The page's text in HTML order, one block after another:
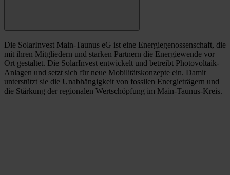
Die SolarInvest Main-Taunus eG ist eine Energiegenossenschaft, die
mit ihren Mitgliedern und starken Partnern die Energiewende vor
Ort gestaltet. Die SolarInvest entwickelt und betreibt Photovoltaik-
Anlagen und setzt sich für neue Mobilitätskonzepte ein. Damit
unterstützt sie die Unabhängigkeit von fossilen Energieträgern und
die Stärkung der regionalen Wertschöpfung im Main-Taunus-Kreis.